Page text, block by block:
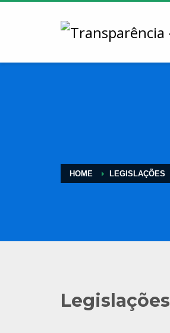
HOME LEGISLAÇÕES
Legislações